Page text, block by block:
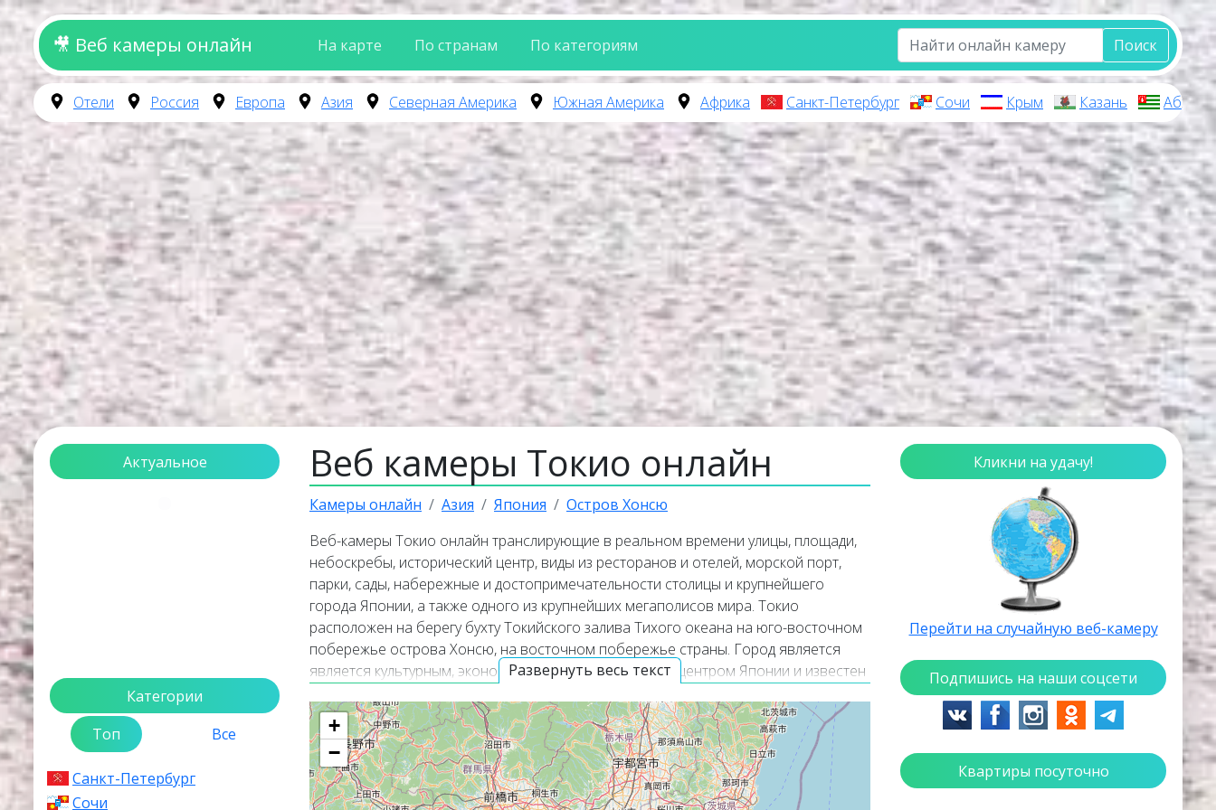
🎥 Веб камеры онлайн На карте По странам По категориям Поиск
Отели Россия Европа Азия Северная Америка Южная Америка Африка Санкт-Петербург Сочи Крым Казань
Актуальное
Категории
Топ
Все
Санкт-Петербург
Сочи
Веб камеры Токио онлайн
Камеры онлайн Азия Япония Остров Хонсю
Развернуть весь текст
Веб-камеры Токио онлайн транслирующие в реальном времени улицы, площади,
небоскребы, исторический центр, виды из ресторанов и отелей, морской порт,
парки, сады, набережные и достопримечательности столицы и крупнейшего
города Японии, а также одного из крупнейших мегаполисов мира. Токио
расположен на берегу бухту Токийского залива Тихого океана на юго-восточном
побережье острова Хонсю, на восточном побережье страны. Город является
является культурным, экономическим и политическим центром Японии и известен
культурным разнообразием. Онлайн веб-камеры покажут панорамные виды
города, его жизнь в движении и помогут узнать актуальную погоду в Токио прямо
сейчас. Веб-камеры работают в прямом эфире, а некоторые из них транслируют
изображение со звуком. Популярные онлайн веб-камеры располагаются в
верхней части списка трансляций. Карта онлайн веб-камер покажет точное
+
−
Кликни на удачу!
Перейти на случайную веб-камеру
Подпишись на наши соцсети
Квартиры посуточно